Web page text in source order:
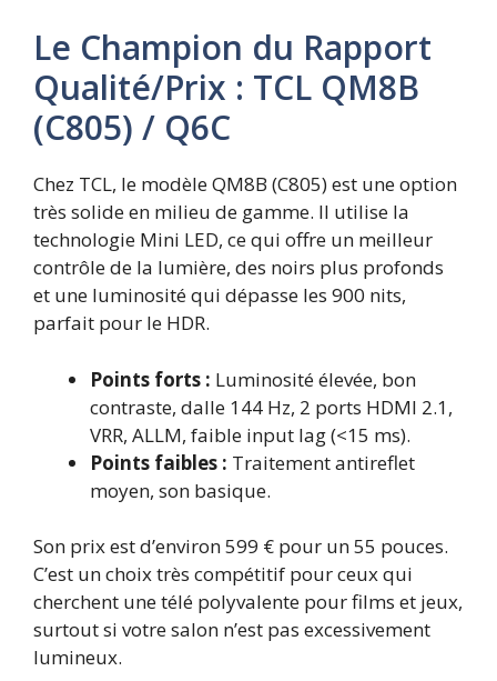
Le Champion du Rapport
Qualité/Prix : TCL QM8B
(C805) / Q6C
Chez TCL, le modèle QM8B (C805) est une option
très solide en milieu de gamme. Il utilise la
technologie Mini LED, ce qui offre un meilleur
contrôle de la lumière, des noirs plus profonds
et une luminosité qui dépasse les 900 nits,
parfait pour le HDR.
Points forts : Luminosité élevée, bon
contraste, dalle 144 Hz, 2 ports HDMI 2.1,
VRR, ALLM, faible input lag (<15 ms).
Points faibles : Traitement antireflet
moyen, son basique.
Son prix est d’environ 599 € pour un 55 pouces.
C’est un choix très compétitif pour ceux qui
cherchent une télé polyvalente pour films et jeux,
surtout si votre salon n’est pas excessivement
lumineux.